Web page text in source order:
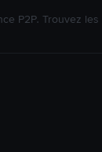
P2P. Trouvez